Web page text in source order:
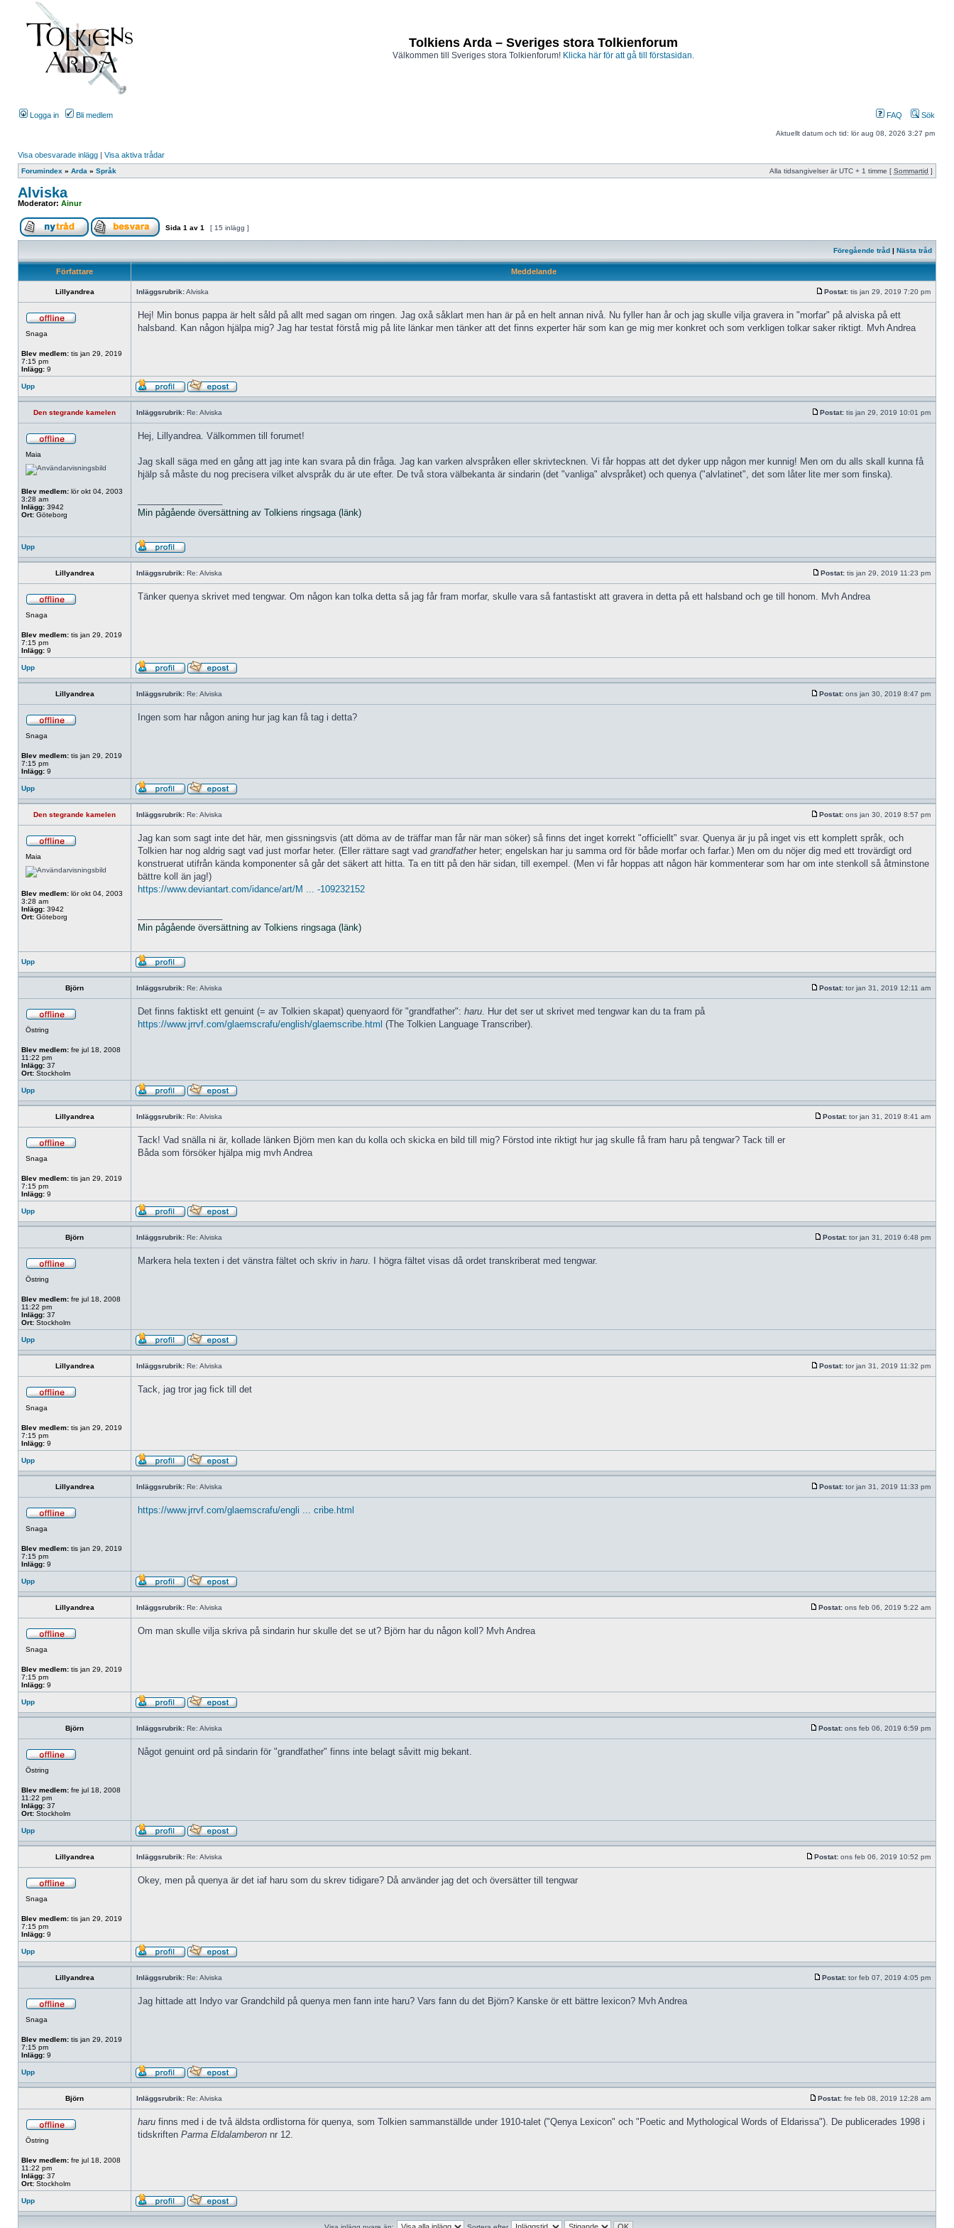
Tolkiens Arda – Sveriges stora Tolkienforum
Välkommen till Sveriges stora Tolkienforum! Klicka här för att gå till förstasidan.
Logga in Bli medlem FAQ Sök
Aktuellt datum och tid: lör aug 08, 2026 3:27 pm
Visa obesvarade inlägg | Visa aktiva trådar
Forumindex » Arda » Språk Alla tidsangivelser är UTC + 1 timme [ Sommartid ]
Alviska
Moderator: Ainur
Sida 1 av 1 [ 15 inlägg ]
Föregående tråd | Nästa tråd
Författare Meddelande
Lillyandrea Inläggsrubrik:Alviska Postat: tis jan 29, 2019 7:20 pm
Snaga
Blev medlem: tis jan 29, 2019
7:15 pm
Inlägg: 9
Hej! Min bonus pappa är helt såld på allt med sagan om ringen. Jag oxå såklart men han är på en helt annan nivå. Nu fyller han år och jag skulle vilja gravera in "morfar" på alviska på ett
halsband. Kan någon hjälpa mig? Jag har testat förstå mig på lite länkar men tänker att det finns experter här som kan ge mig mer konkret och som verkligen tolkar saker riktigt. Mvh Andrea
Upp
Den stegrande kamelen Inläggsrubrik: Re: Alviska Postat: tis jan 29, 2019 10:01 pm
Maia
Blev medlem: lör okt 04, 2003
3:28 am
Inlägg: 3942
Ort: Göteborg
Hej, Lillyandrea. Välkommen till forumet!
Jag skall säga med en gång att jag inte kan svara på din fråga. Jag kan varken alvspråken eller skrivtecknen. Vi får hoppas att det dyker upp någon mer kunnig! Men om du alls skall kunna få
hjälp så måste du nog precisera vilket alvspråk du är ute efter. De två stora välbekanta är sindarin (det "vanliga" alvspråket) och quenya ("alvlatinet", det som låter lite mer som finska).
Min pågående översättning av Tolkiens ringsaga (länk)
Upp
Lillyandrea Inläggsrubrik: Re: Alviska Postat: tis jan 29, 2019 11:23 pm
Snaga
Blev medlem: tis jan 29, 2019
7:15 pm
Inlägg: 9
Tänker quenya skrivet med tengwar. Om någon kan tolka detta så jag får fram morfar, skulle vara så fantastiskt att gravera in detta på ett halsband och ge till honom. Mvh Andrea
Upp
Lillyandrea Inläggsrubrik: Re: Alviska Postat: ons jan 30, 2019 8:47 pm
Snaga
Blev medlem: tis jan 29, 2019
7:15 pm
Inlägg: 9
Ingen som har någon aning hur jag kan få tag i detta?
Upp
Den stegrande kamelen Inläggsrubrik: Re: Alviska Postat: ons jan 30, 2019 8:57 pm
Maia
Blev medlem: lör okt 04, 2003
3:28 am
Inlägg: 3942
Ort: Göteborg
Jag kan som sagt inte det här, men gissningsvis (att döma av de träffar man får när man söker) så finns det inget korrekt "officiellt" svar. Quenya är ju på inget vis ett komplett språk, och
Tolkien har nog aldrig sagt vad just morfar heter. (Eller rättare sagt vad grandfatherheter; engelskan har ju samma ord för både morfar och farfar.) Men om du nöjer dig med ett trovärdigt ord
konstruerat utifrån kända komponenter så går det säkert att hitta. Ta en titt på den här sidan, till exempel. (Men vi får hoppas att någon här kommenterar som har om inte stenkoll så åtminstone
bättre koll än jag!)
https://www.deviantart.com/idance/art/M ... -109232152
Min pågående översättning av Tolkiens ringsaga (länk)
Upp
Björn Inläggsrubrik: Re: Alviska Postat: tor jan 31, 2019 12:11 am
Östring
Blev medlem: fre jul 18, 2008
11:22 pm
Inlägg: 37
Ort: Stockholm
Det finns faktiskt ett genuint (= av Tolkien skapat) quenyaord för "grandfather": haru. Hur det ser ut skrivet med tengwar kan du ta fram på
https://www.jrrvf.com/glaemscrafu/english/glaemscribe.html (The Tolkien Language Transcriber).
Upp
Lillyandrea Inläggsrubrik: Re: Alviska Postat: tor jan 31, 2019 8:41 am
Snaga
Blev medlem: tis jan 29, 2019
7:15 pm
Inlägg: 9
Tack! Vad snälla ni är, kollade länken Björn men kan du kolla och skicka en bild till mig? Förstod inte riktigt hur jag skulle få fram haru på tengwar? Tack till er
Båda som försöker hjälpa mig mvh Andrea
Upp
Björn Inläggsrubrik: Re: Alviska Postat: tor jan 31, 2019 6:48 pm
Östring
Blev medlem: fre jul 18, 2008
11:22 pm
Inlägg: 37
Ort: Stockholm
Markera hela texten i det vänstra fältet och skriv in haru. I högra fältet visas då ordet transkriberat med tengwar.
Upp
Lillyandrea Inläggsrubrik: Re: Alviska Postat: tor jan 31, 2019 11:32 pm
Snaga
Blev medlem: tis jan 29, 2019
7:15 pm
Inlägg: 9
Tack, jag tror jag fick till det
Upp
Lillyandrea Inläggsrubrik: Re: Alviska Postat: tor jan 31, 2019 11:33 pm
Snaga
Blev medlem: tis jan 29, 2019
7:15 pm
Inlägg: 9
https://www.jrrvf.com/glaemscrafu/engli ... cribe.html
Upp
Lillyandrea Inläggsrubrik: Re: Alviska Postat: ons feb 06, 2019 5:22 am
Snaga
Blev medlem: tis jan 29, 2019
7:15 pm
Inlägg: 9
Om man skulle vilja skriva på sindarin hur skulle det se ut? Björn har du någon koll? Mvh Andrea
Upp
Björn Inläggsrubrik: Re: Alviska Postat: ons feb 06, 2019 6:59 pm
Östring
Blev medlem: fre jul 18, 2008
11:22 pm
Inlägg: 37
Ort: Stockholm
Något genuint ord på sindarin för "grandfather" finns inte belagt såvitt mig bekant.
Upp
Lillyandrea Inläggsrubrik: Re: Alviska Postat: ons feb 06, 2019 10:52 pm
Snaga
Blev medlem: tis jan 29, 2019
7:15 pm
Inlägg: 9
Okey, men på quenya är det iaf haru som du skrev tidigare? Då använder jag det och översätter till tengwar
Upp
Lillyandrea Inläggsrubrik: Re: Alviska Postat: tor feb 07, 2019 4:05 pm
Snaga
Blev medlem: tis jan 29, 2019
7:15 pm
Inlägg: 9
Jag hittade att Indyo var Grandchild på quenya men fann inte haru? Vars fann du det Björn? Kanske ör ett bättre lexicon? Mvh Andrea
Upp
Björn Inläggsrubrik: Re: Alviska Postat: fre feb 08, 2019 12:28 am
Östring
Blev medlem: fre jul 18, 2008
11:22 pm
Inlägg: 37
Ort: Stockholm
haru finns med i de två äldsta ordlistorna för quenya, som Tolkien sammanställde under 1910-talet ("Qenya Lexicon" och "Poetic and Mythological Words of Eldarissa"). De publicerades 1998 i
tidskriften Parma Eldalamberon nr 12.
Upp